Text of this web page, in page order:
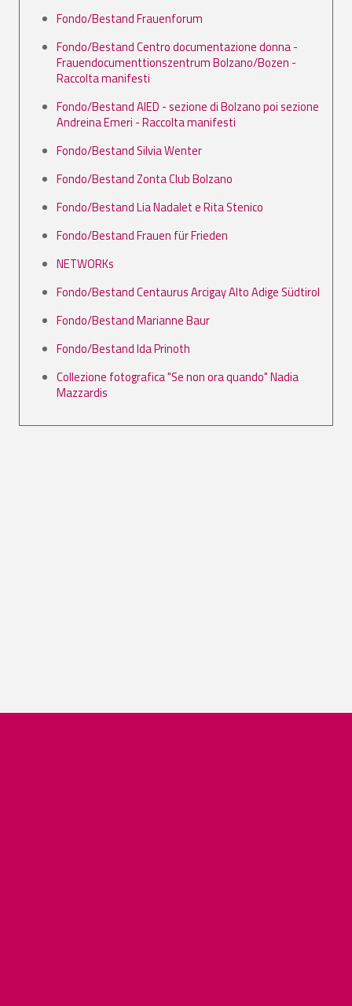
Fondo/Bestand Frauenforum
Fondo/Bestand Centro documentazione donna -
Frauendocumenttionszentrum Bolzano/Bozen -
Raccolta manifesti
Fondo/Bestand AIED - sezione di Bolzano poi sezione
Andreina Emeri - Raccolta manifesti
Fondo/Bestand Silvia Wenter
Fondo/Bestand Zonta Club Bolzano
Fondo/Bestand Lia Nadalet e Rita Stenico
Fondo/Bestand Frauen für Frieden
NETWORKs
Fondo/Bestand Centaurus Arcigay Alto Adige Südtirol
Fondo/Bestand Marianne Baur
Fondo/Bestand Ida Prinoth
Collezione fotografica "Se non ora quando" Nadia
Mazzardis